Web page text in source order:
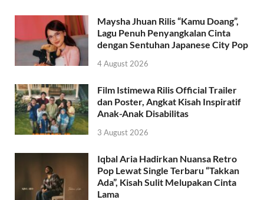
Maysha Jhuan Rilis “Kamu Doang”,
Lagu Penuh Penyangkalan Cinta
dengan Sentuhan Japanese City Pop
4 August 2026
Film Istimewa Rilis Official Trailer
dan Poster, Angkat Kisah Inspiratif
Anak-Anak Disabilitas
3 August 2026
Iqbal Aria Hadirkan Nuansa Retro
Pop Lewat Single Terbaru “Takkan
Ada”, Kisah Sulit Melupakan Cinta
Lama